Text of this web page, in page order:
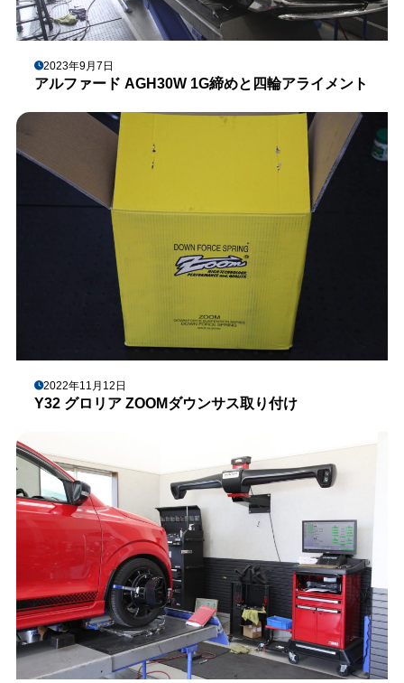
2023年9月7日
アルファード AGH30W 1G締めと四輪アライメント
2022年11月12日
Y32 グロリア ZOOMダウンサス取り付け